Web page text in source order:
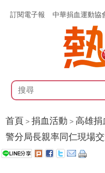
訂閱電子報 中華捐血運動協
首頁 >捐血活動 > 高雄捐
警分局長親率同仁現場